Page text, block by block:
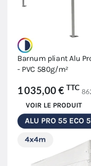
Barnum pliant Alu
- PVC 580g/m²
1 035,00 € TTC
VOIR LE PRODUIT